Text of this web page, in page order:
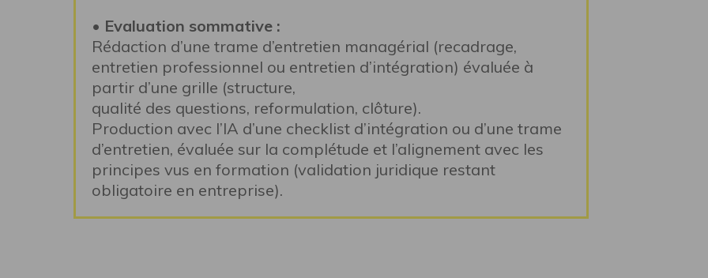
• Evaluation sommative :
Rédaction d’une trame d’entretien managérial (recadrage,
entretien professionnel ou entretien d’intégration) évaluée à
partir d’une grille (structure,
qualité des questions, reformulation, clôture).
Production avec l’IA d’une checklist d’intégration ou d’une trame
d’entretien, évaluée sur la complétude et l’alignement avec les
principes vus en formation (validation juridique restant
obligatoire en entreprise).